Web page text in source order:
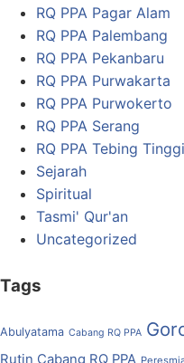
RQ PPA Pagar Alam
RQ PPA Palembang
RQ PPA Pekanbaru
RQ PPA Purwakarta
RQ PPA Purwokerto
RQ PPA Serang
RQ PPA Tebing Tinggi
Sejarah
Spiritual
Tasmi' Qur'an
Uncategorized
Tags
Abulyatama Cabang RQ PPA
Rutin Cabang RQ PPA